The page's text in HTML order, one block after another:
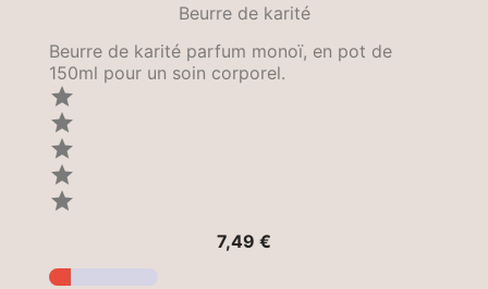
Beurre de karité
Beurre de karité parfum monoï, en pot de
150ml pour un soin corporel.





7,49 €